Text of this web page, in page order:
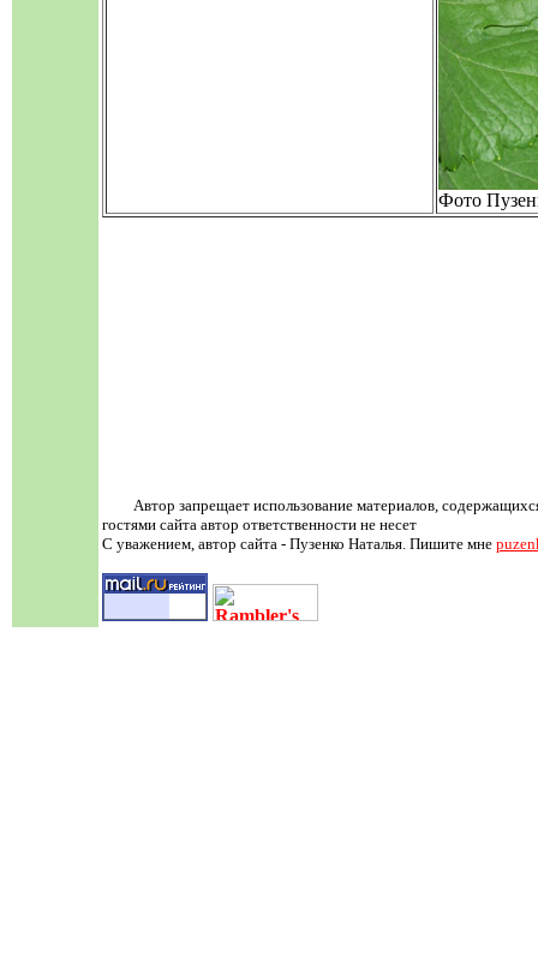
Фото
Автор запрещает использование материалов,
гостями сайта автор ответственности не несет
С уважением, автор сайта - Пузенко Наталья. Пишите мне